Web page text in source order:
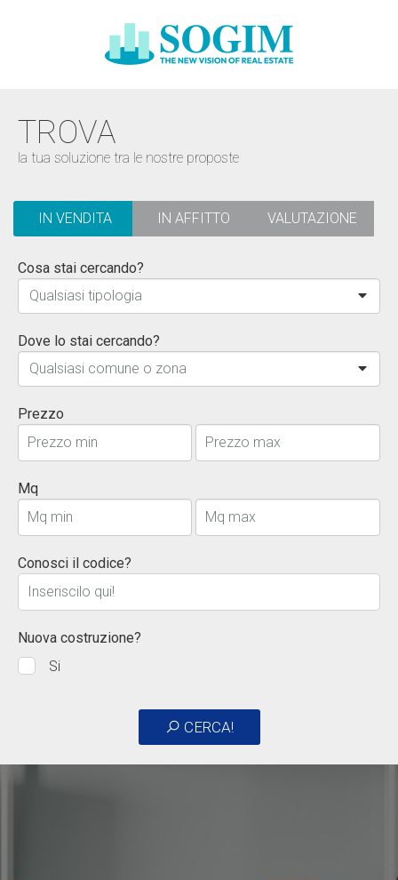
TROVA
la tua soluzione tra le nostre proposte
IN VENDITA IN AFFITTO VALUTAZIONE
Cosa stai cercando?
Qualsiasi tipologia
Dove lo stai cercando?
Qualsiasi comune o zona
Prezzo
Mq
Conosci il codice?
Nuova costruzione?
Si
CERCA!